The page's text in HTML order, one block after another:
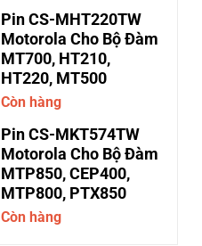
Pin CS-MHT220TW
Motorola Cho Bộ Đàm
MT700, HT210,
HT220, MT500
Còn hàng
Pin CS-MKT574TW
Motorola Cho Bộ Đàm
MTP850, CEP400,
MTP800, PTX850
Còn hàng